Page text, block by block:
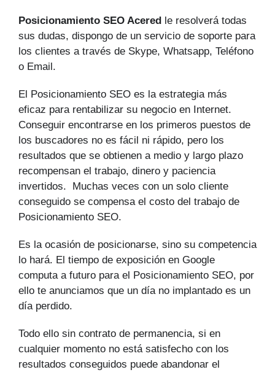
Posicionamiento SEO Acered
le resolverá todas
sus dudas, dispongo de un servicio de soporte para
los clientes a través de Skype, Whatsapp, Teléfono
o Email.
El Posicionamiento SEO es la estrategia más
eficaz para rentabilizar su negocio en Internet.
Conseguir encontrarse en los primeros puestos de
los buscadores no es fácil ni rápido, pero los
resultados que se obtienen a medio y largo plazo
recompensan el trabajo, dinero y paciencia
invertidos. Muchas veces con un solo cliente
conseguido se compensa el costo del trabajo de
Posicionamiento SEO.
Es la ocasión de posicionarse, sino su competencia
lo hará. El tiempo de exposición en Google
computa a futuro para el Posicionamiento SEO, por
ello te anunciamos que un día no implantado es un
día perdido.
Todo ello sin contrato de permanencia, si en
cualquier momento no está satisfecho con los
resultados conseguidos puede abandonar el